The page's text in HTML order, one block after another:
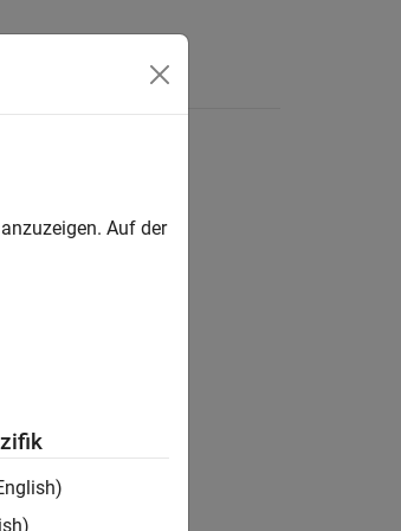
verbunden sind
verbunden sind.
Auf der